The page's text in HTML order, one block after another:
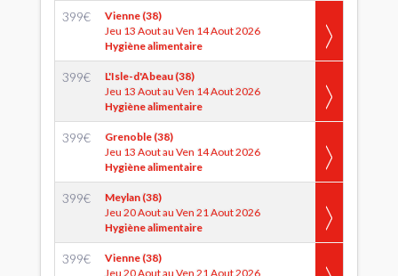
399€
Vienne (38)
Jeu 13 Aout au Ven 14 Aout 2026
Hygiène alimentaire
399€
L'Isle-d'Abeau (38)
Jeu 13 Aout au Ven 14 Aout 2026
Hygiène alimentaire
399€
Grenoble (38)
Jeu 13 Aout au Ven 14 Aout 2026
Hygiène alimentaire
399€
Meylan (38)
Jeu 20 Aout au Ven 21 Aout 2026
Hygiène alimentaire
399€
Vienne (38)
Jeu 20 Aout au Ven 21 Aout 2026